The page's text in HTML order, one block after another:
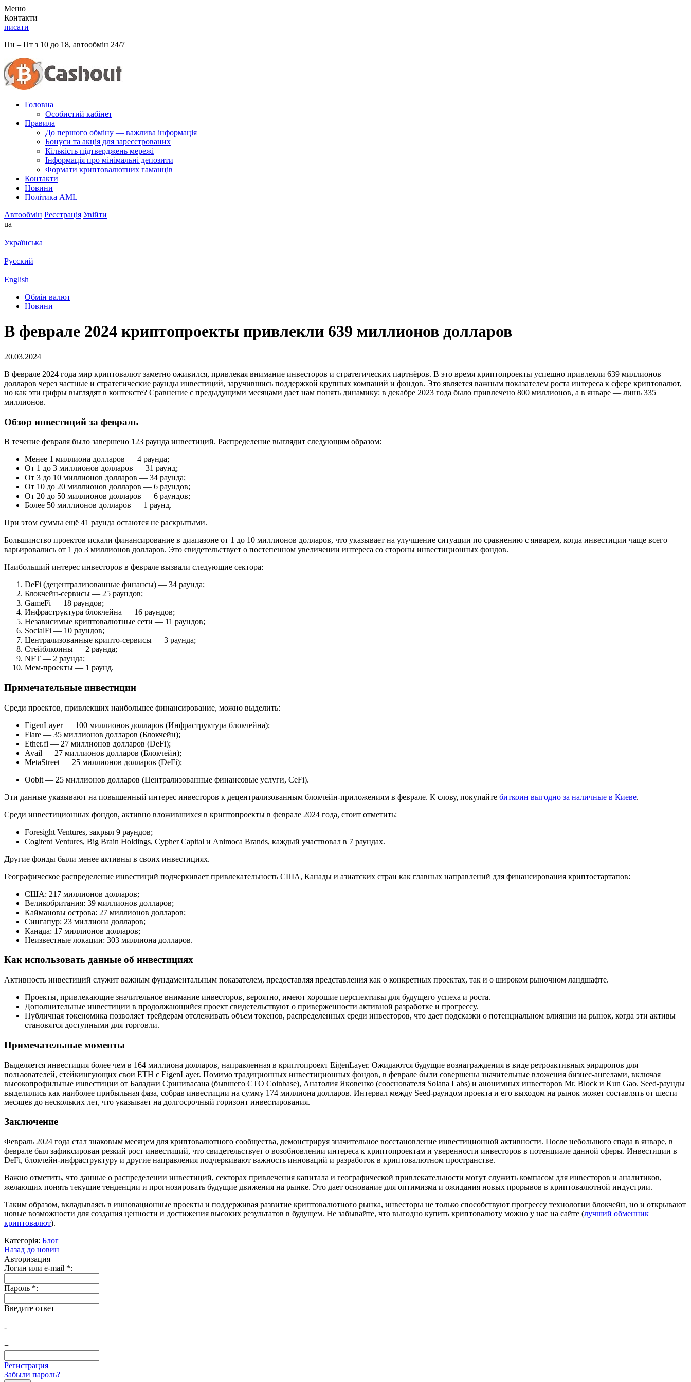
Меню
Контакти
писати
Пн – Пт з 10 до 18, автообмін 24/7
Головна
Особистий кабінет
Правила
До першого обміну — важлива інформація
Бонуси та акція для зареєстрованих
Кількість підтверджень мережі
Інформація про мінімальні депозити
Формати криптовалютних гаманців
Контакти
Новини
Політика AML
Автообмін Реєстрація Увійти
ua
Українська
Русский
English
Обмін валют
Новини
В феврале 2024 криптопроекты привлекли 639 миллионов долларов
20.03.2024
В феврале 2024 года мир криптовалют заметно оживился, привлекая внимание инвесторов и стратегических партнёров. В это время криптопроекты успешно привлекли 639 миллионов
долларов через частные и стратегические раунды инвестиций, заручившись поддержкой крупных компаний и фондов. Это является важным показателем роста интереса к сфере криптовалют,
но как эти цифры выглядят в контексте? Сравнение с предыдущими месяцами дает нам понять динамику: в декабре 2023 года было привлечено 800 миллионов, а в январе — лишь 335
миллионов.
Обзор инвестиций за февраль
В течение февраля было завершено 123 раунда инвестиций. Распределение выглядит следующим образом:
Менее 1 миллиона долларов — 4 раунда;
От 1 до 3 миллионов долларов — 31 раунд;
От 3 до 10 миллионов долларов — 34 раунда;
От 10 до 20 миллионов долларов — 6 раундов;
От 20 до 50 миллионов долларов — 6 раундов;
Более 50 миллионов долларов — 1 раунд.
При этом суммы ещё 41 раунда остаются не раскрытыми.
Большинство проектов искали финансирование в диапазоне от 1 до 10 миллионов долларов, что указывает на улучшение ситуации по сравнению с январем, когда инвестиции чаще всего
варьировались от 1 до 3 миллионов долларов. Это свидетельствует о постепенном увеличении интереса со стороны инвестиционных фондов.
Наибольший интерес инвесторов в феврале вызвали следующие сектора:
DeFi (децентрализованные финансы) — 34 раунда;
Блокчейн-сервисы — 25 раундов;
GameFi — 18 раундов;
Инфраструктура блокчейна — 16 раундов;
Независимые криптовалютные сети — 11 раундов;
SocialFi — 10 раундов;
Централизованные крипто-сервисы — 3 раунда;
Стейблкоины — 2 раунда;
NFT — 2 раунда;
Мем-проекты — 1 раунд.
Примечательные инвестиции
Среди проектов, привлекших наибольшее финансирование, можно выделить:
EigenLayer — 100 миллионов долларов (Инфраструктура блокчейна);
Flare — 35 миллионов долларов (Блокчейн);
Ether.fi — 27 миллионов долларов (DeFi);
Avail — 27 миллионов долларов (Блокчейн);
MetaStreet — 25 миллионов долларов (DeFi);
Oobit — 25 миллионов долларов (Централизованные финансовые услуги, CeFi).
Эти данные указывают на повышенный интерес инвесторов к децентрализованным блокчейн-приложениям в феврале. К слову, покупайте биткоин выгодно за наличные в Киеве.
Среди инвестиционных фондов, активно вложившихся в криптопроекты в феврале 2024 года, стоит отметить:
Foresight Ventures, закрыл 9 раундов;
Cogitent Ventures, Big Brain Holdings, Cypher Capital и Animoca Brands, каждый участвовал в 7 раундах.
Другие фонды были менее активны в своих инвестициях.
Географическое распределение инвестиций подчеркивает привлекательность США, Канады и азиатских стран как главных направлений для финансирования криптостартапов:
США: 217 миллионов долларов;
Великобритания: 39 миллионов долларов;
Каймановы острова: 27 миллионов долларов;
Сингапур: 23 миллиона долларов;
Канада: 17 миллионов долларов;
Неизвестные локации: 303 миллиона долларов.
Как использовать данные об инвестициях
Активность инвестиций служит важным фундаментальным показателем, предоставляя представления как о конкретных проектах, так и о широком рыночном ландшафте.
Проекты, привлекающие значительное внимание инвесторов, вероятно, имеют хорошие перспективы для будущего успеха и роста.
Дополнительные инвестиции в продолжающийся проект свидетельствуют о приверженности активной разработке и прогрессу.
Публичная токеномика позволяет трейдерам отслеживать объем токенов, распределенных среди инвесторов, что дает подсказки о потенциальном влиянии на рынок, когда эти активы
становятся доступными для торговли.
Примечательные моменты
Выделяется инвестиция более чем в 164 миллиона долларов, направленная в криптопроект EigenLayer. Ожидаются будущие вознаграждения в виде ретроактивных эирдропов для
пользователей, стейкингующих свои ETH с EigenLayer. Помимо традиционных инвестиционных фондов, в феврале были совершены значительные вложения бизнес-ангелами, включая
высокопрофильные инвестиции от Баладжи Сринивасана (бывшего CTO Coinbase), Анатолия Якoвенко (сооснователя Solana Labs) и анонимных инвесторов Mr. Block и Kun Gao. Seed-раунды
выделились как наиболее прибыльная фаза, собрав инвестиции на сумму 174 миллиона долларов. Интервал между Seed-раундом проекта и его выходом на рынок может составлять от шести
месяцев до нескольких лет, что указывает на долгосрочный горизонт инвестирования.
Заключение
Февраль 2024 года стал знаковым месяцем для криптовалютного сообщества, демонстрируя значительное восстановление инвестиционной активности. После небольшого спада в январе, в
феврале был зафиксирован резкий рост инвестиций, что свидетельствует о возобновлении интереса к криптопроектам и уверенности инвесторов в потенциале данной сферы. Инвестиции в
DeFi, блокчейн-инфраструктуру и другие направления подчеркивают важность инноваций и разработок в криптовалютном пространстве.
Важно отметить, что данные о распределении инвестиций, секторах привлечения капитала и географической привлекательности могут служить компасом для инвесторов и аналитиков,
желающих понять текущие тенденции и прогнозировать будущие движения на рынке. Это дает основание для оптимизма и ожидания новых прорывов в криптовалютной индустрии.
Таким образом, вкладываясь в инновационные проекты и поддерживая развитие криптовалютного рынка, инвесторы не только способствуют прогрессу технологии блокчейн, но и открывают
новые возможности для создания ценности и достижения высоких результатов в будущем. Не забывайте, что выгодно купить криптовалюту можно у нас на сайте (лучший обменник
криптовалют).
Категорія: Блог
Назад до новин
Авторизация
Логин или e-mail *:
Пароль *:
Введите ответ
-
=
Регистрация
Забыли пароль?